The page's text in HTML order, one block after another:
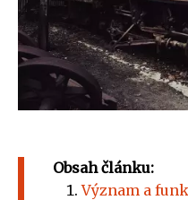
Obsah článku:
Význam a